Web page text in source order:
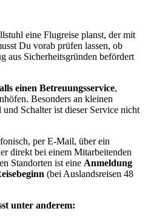
eine Flugreise planst, der mit
Du vorab prüfen lassen, ob
aus Sicherheitsgründen befördert
einen Betreuungsservice,
Besonders an kleinen
Schalter ist dieser Service nicht
per E-Mail, über ein
direkt bei einem Mitarbeitenden
Standorten ist eine Anmeldung
(bei Auslandsreisen 48
unter anderem: